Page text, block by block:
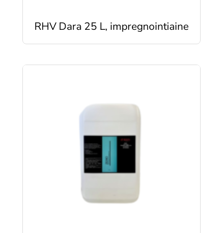
RHV Dara 25 L, impregnointiaine